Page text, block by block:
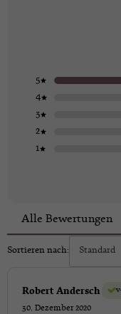
1
2
3
4
5
Alle Bewertungen
Sortieren nach: Standard
Robert Andersch
30. Dezember 2020